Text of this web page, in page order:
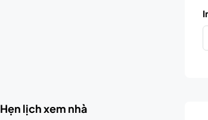
Hẹn lịch xem nhà